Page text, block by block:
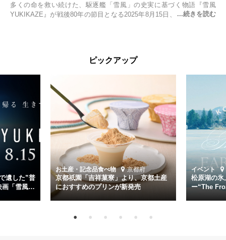
多くの命を救い続けた、駆逐艦「雪風」の史実に基づく物語『雪風
YUKIKAZE』が戦後80年の節目となる2025年8月15日、全国公開され
くの仲間の命を救い帰還させ、戦後まで生き抜き「幸運艦」と呼ばれ
主演は「雪風」の艦長・寺澤一利を演じる竹野内豊。先任伍長・早瀬
幸平を玉木宏が演じるほか、奥平大兼、田中麗奈、石丸幹二、益岡徹
など実力派俳優が共演。そして戦艦大和と運命を共にした帝国海軍・
第二艦隊司令長官、伊藤整一を中井貴一が圧倒的な存在感で演じ切
る。
時代が再び、分断と暴力に揺れる現代。本作は「同じ過ちを繰り返す
道を歩んではいないか」と、彼らが命をかけて守りたいと願っ
た”今”を生きる私達に問いかける。戦後80年、戦争の記憶が薄れゆく
今だからこそ、尊い平和の価値を未来に繋ぐ作品『雪風 YUKIKAZE』
を多くの方にご覧いただきたい。
ピックアップ
遺した”普
画「雪風
お土産・記念品食べ物 京都府
京都祇園「吉祥菓寮」より、京都土産
におすすめのプリンが新発売
イベント
松原湖の氷
ー“The